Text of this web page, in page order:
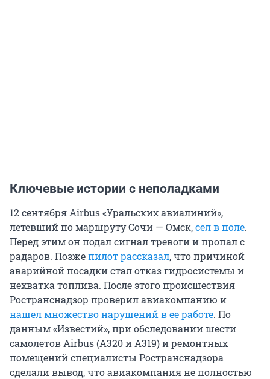
Ключевые истории с неполадками
12 сентября Airbus «Уральских авиалиний»,
летевший по маршруту Сочи — Омск,сел в поле.
Перед этим он подал сигнал тревоги и пропал с
радаров. Позжепилот рассказал, что причиной
аварийной посадки стал отказ гидросистемы и
нехватка топлива. После этого происшествия
Ространснадзор проверил авиакомпанию и
нашел множество нарушений в ее работе. По
данным «Известий», при обследовании шести
самолетов Airbus (А320 и А319) и ремонтных
помещений специалисты Ространснадзора
сделали вывод, что авиакомпания не полностью